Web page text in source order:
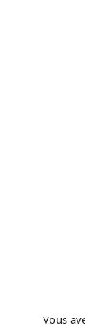
Vous